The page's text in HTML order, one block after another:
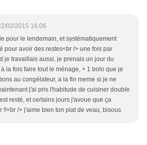
02/2015 16:06
pour le lendemain, et systématiquement
pour avoir des restes<br /> une fois par
je travaillais aussi, je prenais un jour du
la fois faire tout le ménage, + 1 bolo que je
au congélateur, a la fin meme si je ne
j'ai pris l'habitude de cuisiner double
resté, et certains jours j'avoue que ça
!!<br /> j'aime bien ton plat de veau, bisous